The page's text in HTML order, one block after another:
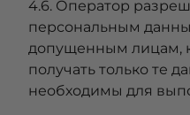
4.6. Оператор
персональным
допущенным лицам,
получать только те
необходимы для